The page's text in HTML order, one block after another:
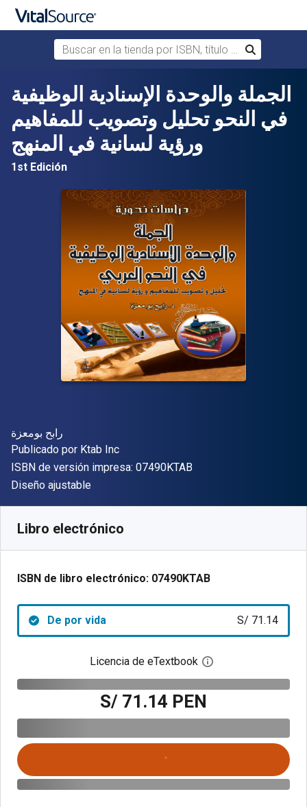
Saltar al contenido principal
Buscar en la tienda por ISBN, título o autor
Buscar
الجملة والوحدة الإسنادية الوظيفية
في النحو تحليل وتصويب للمفاهيم
ورؤية لسانية في المنهج
1st Edición
Autor(es)
رابح بومعزة
Editor
Publicado por Ktab Inc
ISBN de versión impresa: 07490KTAB"ISBN-13 07490KTAB"
Formato
Diseño ajustable
Libro electrónico
ISBN de libro electrónico: 07490KTAB
De por vida S/ 71.14
Licencia de eTextbook Abre el cuadro de
S/ 71.14 PEN